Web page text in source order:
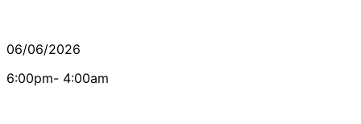
06/06/2026
6:00pm- 4:00am